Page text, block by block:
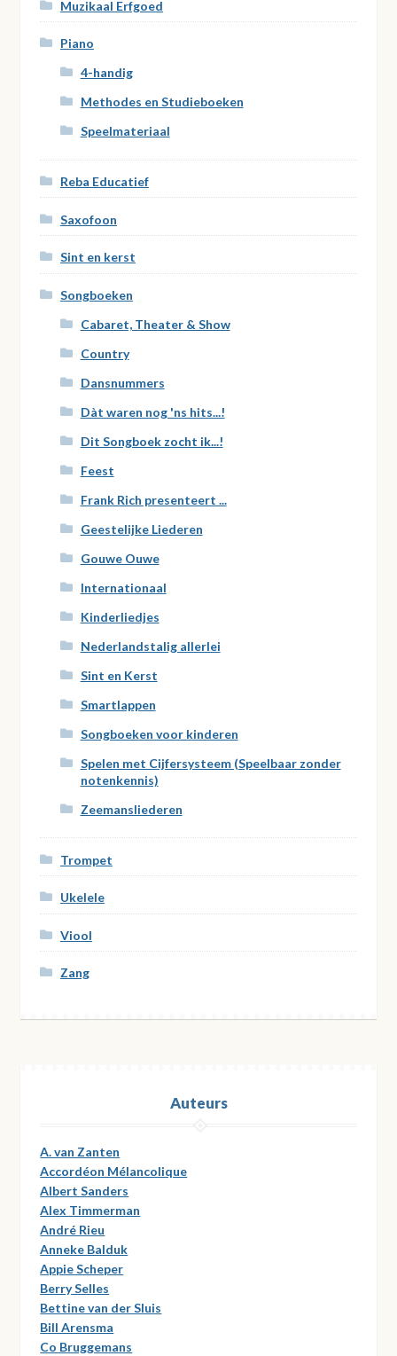
Muzikaal Erfgoed
Piano
4-handig
Methodes en Studieboeken
Speelmateriaal
Reba Educatief
Saxofoon
Sint en kerst
Songboeken
Cabaret, Theater & Show
Country
Dansnummers
Dàt waren nog 'ns hits...!
Dit Songboek zocht ik...!
Feest
Frank Rich presenteert ...
Geestelijke Liederen
Gouwe Ouwe
Internationaal
Kinderliedjes
Nederlandstalig allerlei
Sint en Kerst
Smartlappen
Songboeken voor kinderen
Spelen met Cijfersysteem (Speelbaar zonder
notenkennis)
Zeemansliederen
Trompet
Ukelele
Viool
Zang
Auteurs
A. van Zanten
Accordéon Mélancolique
Albert Sanders
Alex Timmerman
André Rieu
Anneke Balduk
Appie Scheper
Berry Selles
Bettine van der Sluis
Bill Arensma
Co Bruggemans